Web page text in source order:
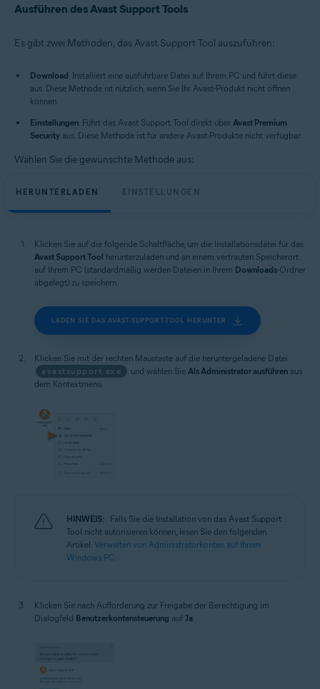
Premium/Professional/Enterprise/Ultimate – Service Pack 1 mit
Ausführen des Avast Support Tools
Es gibt zwei Methoden, das Avast Support Tool auszuführen:
Download: Installiert eine ausführbare Datei auf Ihrem PC und führt diese
aus. Diese Methode ist nützlich, wenn Sie Ihr Avast-Produkt nicht öffnen
können.
Einstellungen: Führt das Avast Support Tool direkt über Avast Premium
Security aus. Diese Methode ist für andere Avast-Produkte nicht verfügbar.
Wählen Sie die gewünschte Methode aus:
HERUNTERLADEN EINSTELLUNGEN
Klicken Sie auf die folgende Schaltfläche, um die Installationsdatei für das
Avast Support Tool herunterzuladen und an einem vertrauten Speicherort
auf Ihrem PC (standardmäßig werden Dateien in Ihrem Downloads-Ordner
abgelegt) zu speichern.
LADEN SIE DAS AVAST-SUPPORT-TOOL HERUNTER
Klicken Sie mit der rechten Maustaste auf die heruntergeladene Datei
avastsupport.exe
und wählen Sie Als Administrator ausführen aus
dem Kontextmenü.
HINWEIS:
Falls Sie die Installation von das Avast Support
Tool nicht autorisieren können, lesen Sie den folgenden
Artikel: Verwalten von Administratorkonten auf Ihrem
Windows-PC.
Klicken Sie nach Aufforderung zur Freigabe der Berechtigung im
Dialogfeld Benutzerkontensteuerung auf Ja.